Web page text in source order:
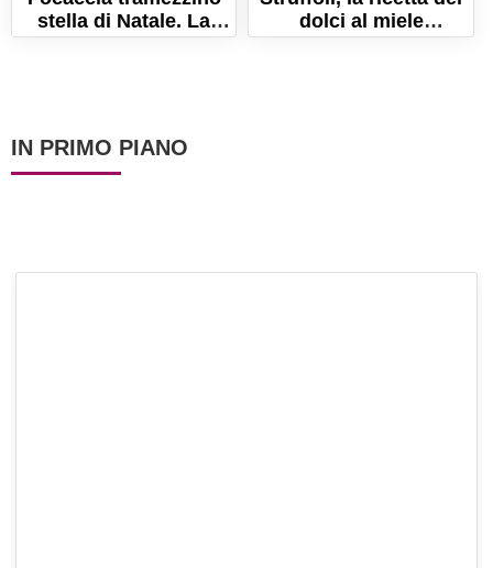
stella di Natale. La
focaccia pronta in 10
dolci al miele
napoletani da fare a
IN PRIMO PIANO